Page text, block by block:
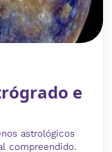
e
astrológicos
compreendido.